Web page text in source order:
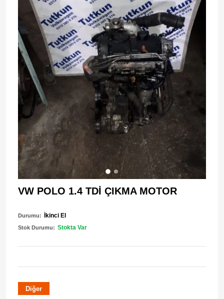
VW POLO 1.4 TDİ ÇIKMA MOTOR
Durumu: İkinci El
Stok Durumu: Stokta Var
Diğer